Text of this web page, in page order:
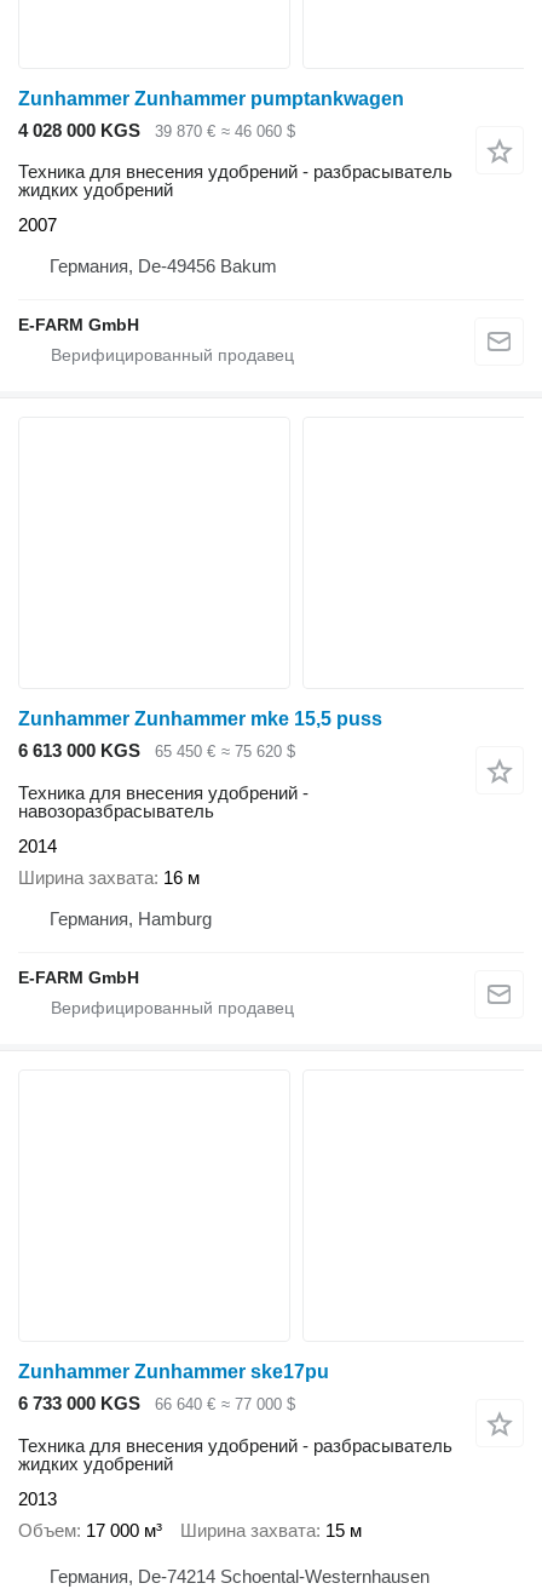
Zunhammer Zunhammer pumptankwagen
4 028 000 KGS
39 870 € ≈ 46 060 $
Техника для внесения удобрений - разбрасыватель
жидких удобрений
2007
Германия, De-49456 Bakum
E-FARM GmbH
Zunhammer Zunhammer mke 15,5 puss
6 613 000 KGS
65 450 € ≈ 75 620 $
Техника для внесения удобрений -
навозоразбрасыватель
2014
Ширина захвата 16 м
Германия, Hamburg
E-FARM GmbH
Zunhammer Zunhammer ske17pu
6 733 000 KGS
66 640 € ≈ 77 000 $
Техника для внесения удобрений - разбрасыватель
жидких удобрений
2013
Объем 17 000 м³ Ширина захвата 15 м
Германия, De-74214 Schoental-Westernhausen